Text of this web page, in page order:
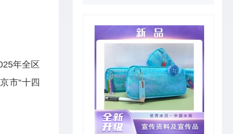
年全区
市“十四